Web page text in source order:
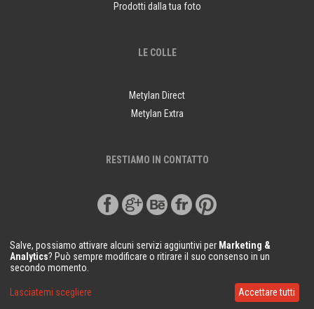
Prodotti dalla tua foto
LE COLLE
Metylan Direct
Metylan Extra
RESTIAMO IN CONTATTO
Salve, possiamo attivare alcuni servizi aggiuntivi per Marketing &
Analytics? Può sempre modificare o ritirare il suo consenso in un
secondo momento.
Lasciatemi scegliere Accettare tutti